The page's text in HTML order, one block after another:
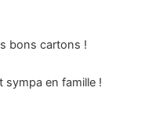
bons cartons !
sympa en famille !